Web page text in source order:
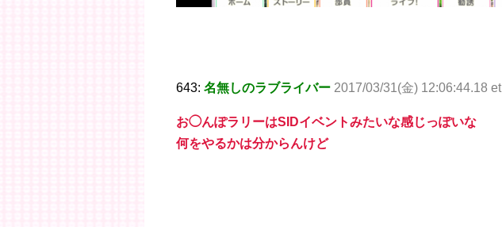
643: 名無しのラブライバー 2017/03/31(金) 12:06:44.18 et
お◯んぽラリーはSIDイベントみたいな感じっぽいな
何をやるかは分からんけど